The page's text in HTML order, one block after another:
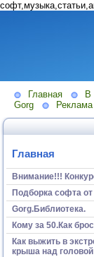
Главная
В
Gorg
Главная
Внимание!!!
Подборка софта от
Gorg.Библиотека.
Кому за 50.Как
Как выжить в
крыша над